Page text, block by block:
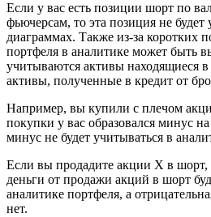
Если у вас есть позиции шорт по
фьючерсам, то эта позиция не
диаграммах. Также из‑за коротких
портфеля в аналитике может быть
учитываются активы находящиеся
активы, полученные в кредит от
Например, вы купили с плечом
покупки у вас образовался минус
минус не будет учитываться в
Если вы продадите акции Х в шорт,
деньги от продажи акций в шорт
аналитике портфеля, а
нет.